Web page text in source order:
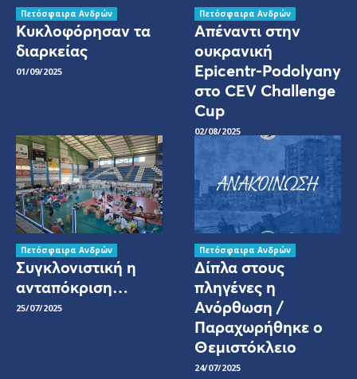
Πετόσφαιρα Ανδρών
Κυκλοφόρησαν τα
διαρκείας
01/09/2025
Πετόσφαιρα Ανδρών
Απέναντι στην
ουκρανική
Epicentr-Podolyany
στο CEV Challenge
Cup
02/08/2025
Πετόσφαιρα Ανδρών
Συγκλονιστική η
ανταπόκριση…
25/07/2025
Πετόσφαιρα Ανδρών
Δίπλα στους
πληγένες η
Ανόρθωση /
Παραχωρήθηκε ο
Θεμιστόκλειο
24/07/2025